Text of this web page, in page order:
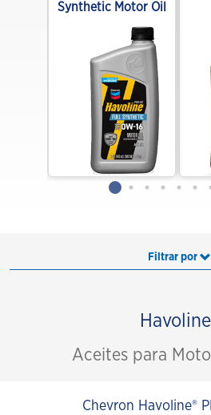
Synthetic Motor Oil
Filtrar por
Aceites para
Chevron Havoline®